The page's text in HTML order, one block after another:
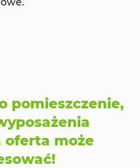
pomieszczenie,
oferta może